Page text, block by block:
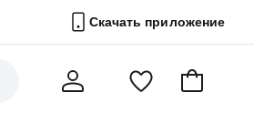
Скачать приложение
ПерейтиВ